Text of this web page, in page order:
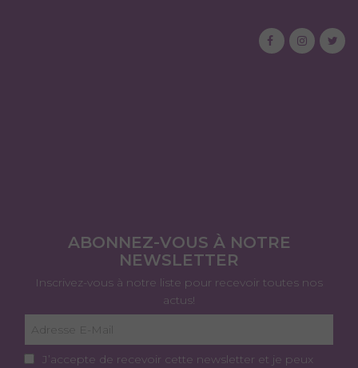
ABONNEZ-VOUS À NOTRE
NEWSLETTER
Inscrivez-vous à notre liste pour recevoir toutes nos
actus!
J’accepte de recevoir cette newsletter et je peux